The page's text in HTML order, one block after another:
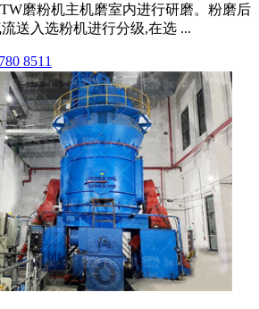
磨粉机主机磨室内进行研磨。粉磨后
送入选粉机进行分级,在选 ...
8511